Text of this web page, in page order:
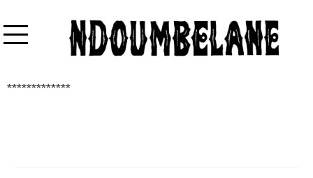
*************